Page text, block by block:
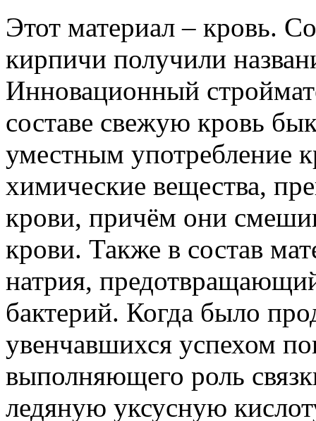
Этот материал – кровь.
кирпичи получили
Инновационный
составе свежую кровь
уместным употребление
химические вещества,
крови, причём они
крови. Также в состав
натрия,
бактерий. Когда было
увенчавшихся успехом
выполняющего роль
ледяную уксусную